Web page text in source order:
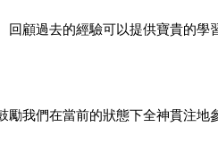
顧過去的經驗可以提供寶貴的學
我們在當前的狀態下全神貫注地